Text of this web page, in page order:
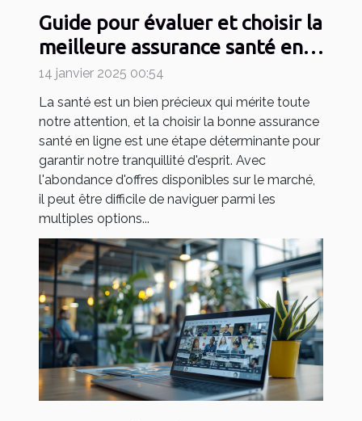
Guide pour évaluer et choisir la
meilleure assurance santé en
ligne
14 janvier 2025 00:54
La santé est un bien précieux qui mérite toute
notre attention, et la choisir la bonne assurance
santé en ligne est une étape déterminante pour
garantir notre tranquillité d'esprit. Avec
l'abondance d'offres disponibles sur le marché,
il peut être difficile de naviguer parmi les
multiples options...